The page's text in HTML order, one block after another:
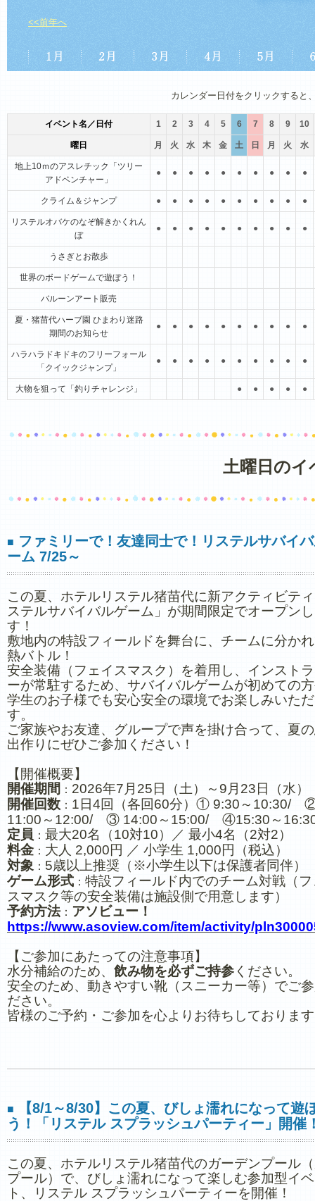
<<前年へ
カレンダー日付をクリックすると
イベント名／日付 1 2 3 4 5 6 7 8 9 10
曜日 月 火 水 木 金 土 日 月 火 水
地上10ｍのアスレチック「ツリー
アドベンチャー」
● ● ● ● ● ● ● ● ● ●
クライム＆ジャンプ ● ● ● ● ● ● ● ● ● ●
リステルオバケのなぞ解きかくれん
ぼ
● ● ● ● ● ● ● ● ● ●
うさぎとお散歩
世界のボードゲームで遊ぼう！
バルーンアート販売
夏・猪苗代ハーブ園 ひまわり迷路
期間のお知らせ
● ● ● ● ● ● ● ● ● ●
ハラハラドキドキのフリーフォール
「クイックジャンプ」
● ● ● ● ● ● ● ● ● ●
大物を狙って「釣りチャレンジ」 ● ● ● ● ●
土曜日の
■ ファミリーで！友達同士で！リステルサバイ
ーム 7/25～
この夏、ホテルリステル猪苗代に新アクティビテ
ステルサバイバルゲーム」が期間限定でオープン
す！
敷地内の特設フィールドを舞台に、チームに分か
熱バトル！
安全装備（フェイスマスク）を着用し、インスト
ーが常駐するため、サバイバルゲームが初めての
学生のお子様でも安心安全の環境でお楽しみいた
す。
ご家族やお友達、グループで声を掛け合って、夏
出作りにぜひご参加ください！
【開催概要】
開催期間 ： 2026年7月25日（土）～9月23日（水）
開催回数 ： 1日4回（各回60分）① 9:30～10:30/
11:00～12:00/ ③ 14:00～15:00/ ④15:30～
定員 ： 最大20名（10対10）／ 最小4名（2対2）
料金 ： 大人 2,000円 ／ 小学生 1,000円（税込）
対象 ： 5歳以上推奨（※小学生以下は保護者同伴）
ゲーム形式 ： 特設フィールド内でのチーム対戦（
スマスク等の安全装備は施設側で用意します）
予約方法： アソビュー！
https://www.asoview.com/item/activity/
【ご参加にあたっての注意事項】
水分補給のため、 飲み物を必ずご持参 ください。
安全のため、動きやすい靴（スニーカー等）でご
ださい。
皆様のご予約・ご参加を心よりお待ちしておりま
■
【8/1～8/30】この夏、びしょ濡れになって遊
う！「リステル スプラッシュパーティー」開催
この夏、ホテルリステル猪苗代のガーデンプール
プール）で、びしょ濡れになって楽しむ参加型イ
ト、リステル スプラッシュパーティーを開催！